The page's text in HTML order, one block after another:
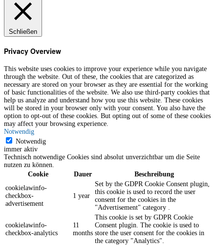
Schließen
Privacy Overview
This website uses cookies to improve your experience while you navigate
through the website. Out of these, the cookies that are categorized as
necessary are stored on your browser as they are essential for the working
of basic functionalities of the website. We also use third-party cookies that
help us analyze and understand how you use this website. These cookies
will be stored in your browser only with your consent. You also have the
option to opt-out of these cookies. But opting out of some of these cookies
may affect your browsing experience.
Notwendig
Notwendig
immer aktiv
Technisch notwendige Cookies sind absolut unverzichtbar um die Seite
nutzen zu können.
Cookie
Dauer
Beschreibung
cookielawinfo-
checkbox-
advertisement
1 year
Set by the GDPR Cookie Consent plugin,
this cookie is used to record the user
consent for the cookies in the
"Advertisement" category .
cookielawinfo-
checkbox-analytics
11
months
This cookie is set by GDPR Cookie
Consent plugin. The cookie is used to
store the user consent for the cookies in
the category "Analytics".